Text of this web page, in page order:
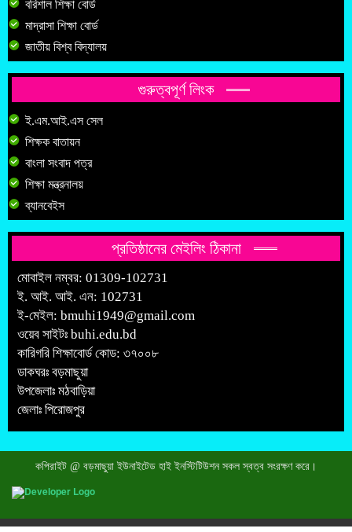
বরিশাল শিক্ষা বোর্ড
মাদ্রাসা শিক্ষা বোর্ড
জাতীয় বিশ্ব বিদ্যালয়
গুরুত্বপূর্ণ লিংক
ই.এম.আই.এস সেল
শিক্ষক বাতায়ন
বাংলা সংবাদ পত্র
শিক্ষা মন্ত্রনালয়
ব্যানবেইস
প্রতিষ্ঠানের মেইলিং ঠিকানা
মোবাইল নম্বর: 01309-102731
ই. আই. আই. এন: 102731
ই-মেইল: bmuhi1949@gmail.com
ওয়েব সাইটঃ buhi.edu.bd
কারিগরি শিক্ষাবোর্ড কোড: ৩৭০০৮
ডাকঘরঃ বড়মাছুয়া
উপজেলাঃ মঠবাড়িয়া
জেলাঃ পিরোজপুর
কপিরাইট @ বড়মাছুয়া ইউনাইটেড হাই ইনস্টিটিউশন সকল স্বত্ব সংরক্ষণ করে।